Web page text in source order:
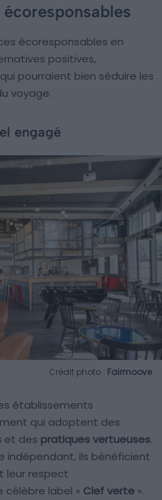
écoresponsables en
positives,
pourraient bien séduire les
voyage.
engagé
Crédit photo : Fairmoove
établissements
qui adoptent des
et des pratiques vertueuses.
indépendant, ils bénéficient
leur respect
célèbre label « Clef verte ».